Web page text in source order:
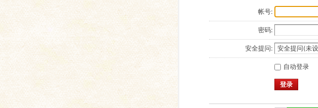
帐号:
密码:
安全提问:
自动登录
登录